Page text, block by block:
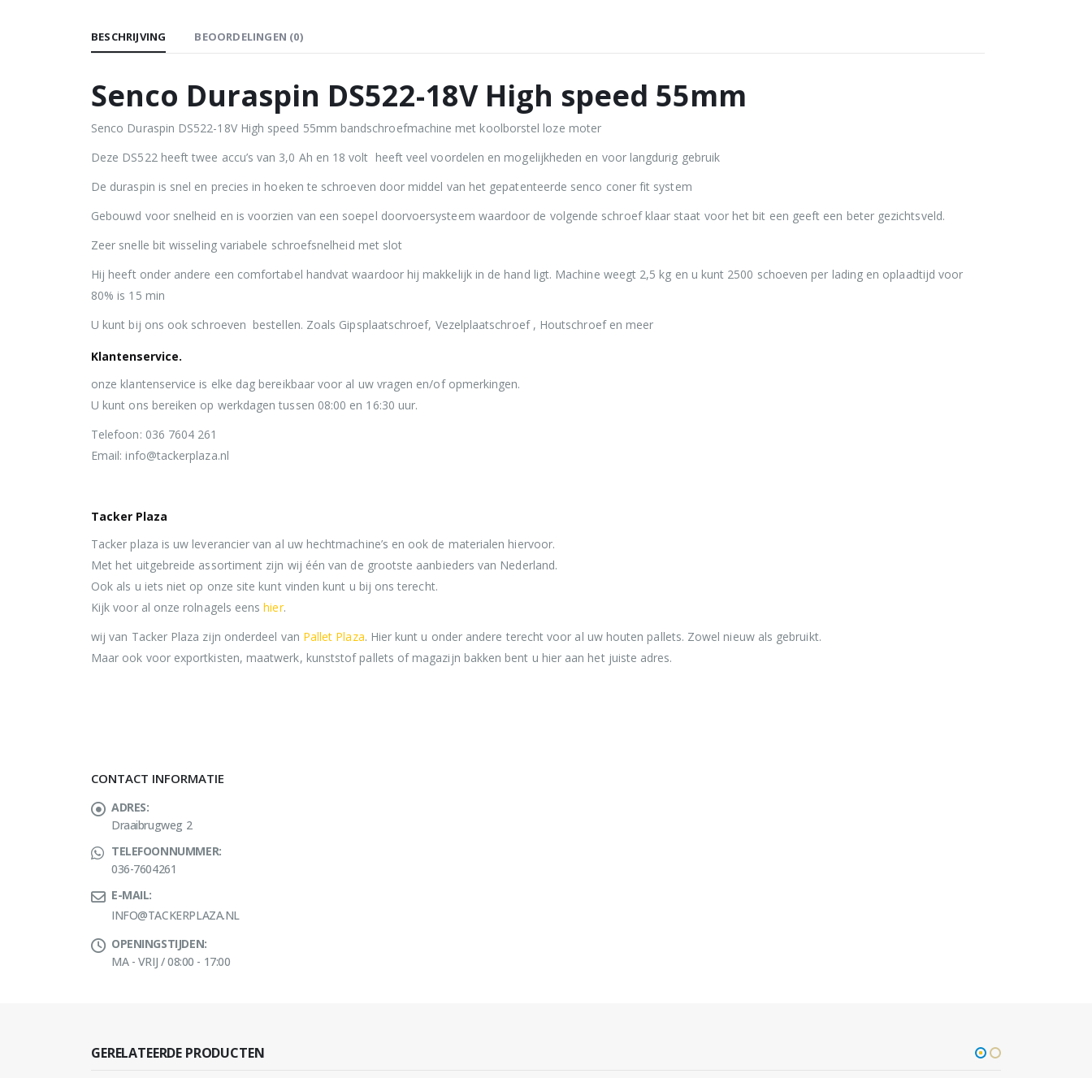
BESCHRIJVING BEOORDELINGEN (0)
Senco Duraspin DS522-18V High speed 55mm
Senco Duraspin DS522-18V High speed 55mm bandschroefmachine met koolborstel loze moter
Deze DS522 heeft twee accu’s van 3,0 Ah en 18 volt heeft veel voordelen en mogelijkheden en voor langdurig gebruik
De duraspin is snel en precies in hoeken te schroeven door middel van het gepatenteerde senco coner fit system
Gebouwd voor snelheid en is voorzien van een soepel doorvoersysteem waardoor de volgende schroef klaar staat voor het bit een geeft een beter gezichtsveld.
Zeer snelle bit wisseling variabele schroefsnelheid met slot
Hij heeft onder andere een comfortabel handvat waardoor hij makkelijk in de hand ligt. Machine weegt 2,5 kg en u kunt 2500 schoeven per lading en oplaadtijd voor
80% is 15 min
U kunt bij ons ook schroeven bestellen. Zoals Gipsplaatschroef, Vezelplaatschroef , Houtschroef en meer
Klantenservice.
onze klantenservice is elke dag bereikbaar voor al uw vragen en/of opmerkingen.
U kunt ons bereiken op werkdagen tussen 08:00 en 16:30 uur.
Telefoon: 036 7604 261
Email: info@tackerplaza.nl
Tacker Plaza
Tacker plaza is uw leverancier van al uw hechtmachine’s en ook de materialen hiervoor.
Met het uitgebreide assortiment zijn wij één van de grootste aanbieders van Nederland.
Ook als u iets niet op onze site kunt vinden kunt u bij ons terecht.
Kijk voor al onze rolnagels eenshier.
wij van Tacker Plaza zijn onderdeel van Pallet Plaza. Hier kunt u onder andere terecht voor al uw houten pallets. Zowel nieuw als gebruikt.
Maar ook voor exportkisten, maatwerk, kunststof pallets of magazijn bakken bent u hier aan het juiste adres.
CONTACT INFORMATIE
ADRES:
Draaibrugweg 2
TELEFOONNUMMER:
036-7604261
E-MAIL:
INFO@TACKERPLAZA.NL
OPENINGSTIJDEN:
MA - VRIJ / 08:00 - 17:00
GERELATEERDE PRODUCTEN